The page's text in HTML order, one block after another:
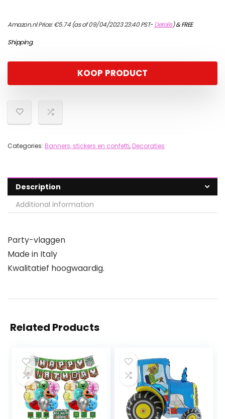
Amazon.nl Price:€5.74(as of 09/04/2023 23:40 PST-Details)&FREE
Shipping.
KOOP PRODUCT
Categories: Banners, stickers en confetti, Decoraties
Description
Additional information
Party-vlaggen
Made in Italy
Kwalitatief hoogwaardig.
Related Products